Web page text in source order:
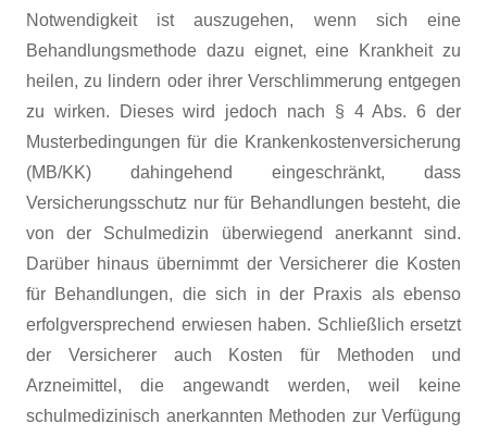
Notwendigkeit ist auszugehen, wenn sich eine
Behandlungsmethode dazu eignet, eine Krankheit zu
heilen, zu lindern oder ihrer Verschlimmerung entgegen
zu wirken. Dieses wird jedoch nach § 4 Abs. 6 der
Musterbedingungen für die Krankenkostenversicherung
(MB/KK) dahingehend eingeschränkt, dass
Versicherungsschutz nur für Behandlungen besteht, die
von der Schulmedizin überwiegend anerkannt sind.
Darüber hinaus übernimmt der Versicherer die Kosten
für Behandlungen, die sich in der Praxis als ebenso
erfolgversprechend erwiesen haben. Schließlich ersetzt
der Versicherer auch Kosten für Methoden und
Arzneimittel, die angewandt werden, weil keine
schulmedizinisch anerkannten Methoden zur Verfügung